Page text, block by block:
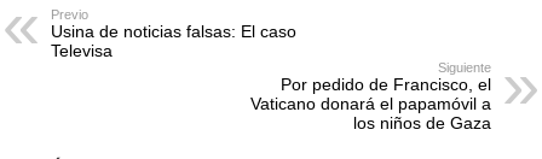
Previo
Usina de noticias falsas: El caso
Televisa
Siguiente
Por pedido de Francisco, el
Vaticano donará el papamóvil a
los niños de Gaza